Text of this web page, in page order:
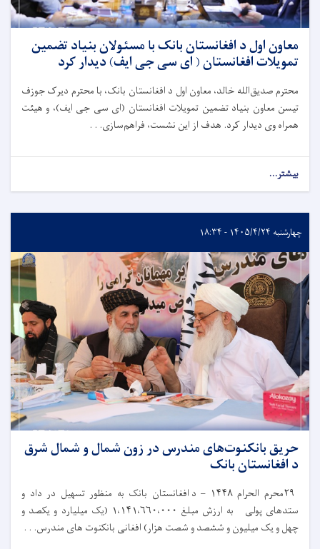
معاون اول د افغانستان بانک با مسئولان بنیاد تضمین
تمویلات افغانستان ( ای سی جی ایف) دیدار کرد
محترم صدیق‌الله خالد، معاون اول د افغانستان بانک، با محترم دیرک جوزف
تیسن معاون بنیاد تضمین تمویلات افغانستان (ای سی جی ایف)، و هیئت
همراه وی دیدار کرد. هدف از این نشست، فراهم‌سازی. . .
بیشتر...
چهارشنبه ۱۴۰۵/۴/۲۴ - ۱۸:۳۴
حریق بانکنوت‌های مندرس در زون شمال و شمال شرق
د افغانستان بانک
۲۹محرم الحرام۱۴۴۸ –
د افغانستان بانک به‌ منظور تسهیل در داد و
ستدهای پولی به ارزش مبلغ ۱،۱۴۱،۶۶۰،۰۰۰ ( یک میلیارد و یکصد و
چهل و یک میلیون و ششصد و شصت هزار) افغانی بانکنوت های مندرس. . .